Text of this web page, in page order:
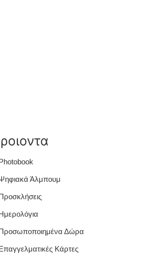
Photobook
Άλμπουμ
Προσκλήσεις
Ημερολόγια
Προσωποποιημένα Δώρα
Επαγγελματικές Κάρτες